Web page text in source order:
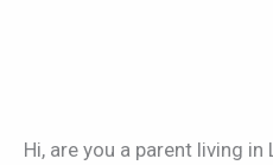
Hi, are you a parent living in